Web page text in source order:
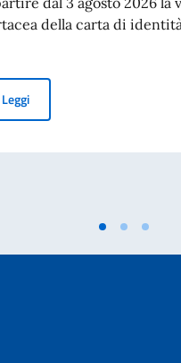
della carta di
LeggiCessazione della validità